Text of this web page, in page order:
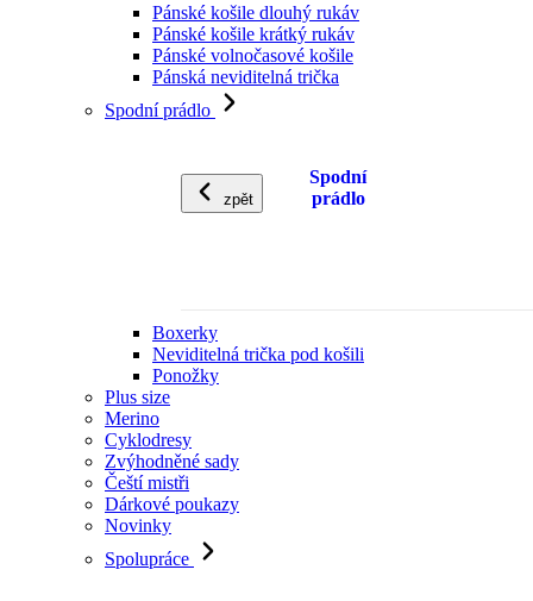
Pánské košile dlouhý rukáv
Pánské košile krátký rukáv
Pánské volnočasové košile
Pánská neviditelná trička
Spodní prádlo
zpět
Spodní
prádlo
Boxerky
Neviditelná trička pod košili
Ponožky
Plus size
Merino
Cyklodresy
Zvýhodněné sady
Čeští mistři
Dárkové poukazy
Novinky
Spolupráce